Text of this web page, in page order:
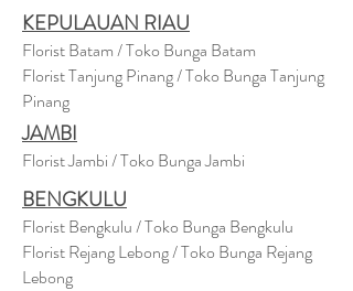
KEPULAUAN RIAU
Florist Batam / Toko Bunga Batam
Florist Tanjung Pinang / Toko Bunga Tanjung
Pinang
JAMBI
Florist Jambi / Toko Bunga Jambi
BENGKULU
Florist Bengkulu / Toko Bunga Bengkulu
Florist Rejang Lebong / Toko Bunga Rejang
Lebong